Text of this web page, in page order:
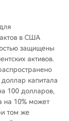
в США
защищены
активов.
капитала
100 долларов,
на 10% может
том же